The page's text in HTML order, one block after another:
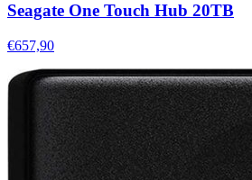
Seagate One Touch Hub 20TB
€657,90